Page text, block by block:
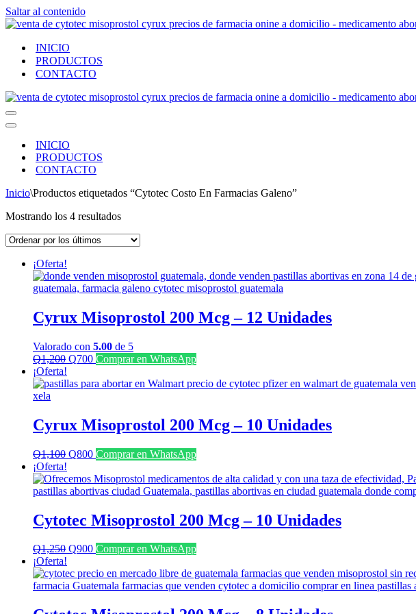
Saltar al contenido
INICIO
PRODUCTOS
CONTACTO
Menú
de
Menú
navegación
INICIO
PRODUCTOS
CONTACTO
Inicio\Productos etiquetados “Cytotec Costo En Farmacias Galeno”
Mostrando los 4 resultadosOrdenado
los
¡Oferta!
Cyrux Misoprostol 200 Mcg – 12 Unidades
Valorado con 5.00 de 5
Q1,200 El
original
Q700El
actual
Comprar en WhatsApp
¡Oferta!
Cyrux Misoprostol 200 Mcg – 10 Unidades
Q1,100 El
original
era:
Q800El
actual
es:
Comprar en WhatsApp
¡Oferta!
Cytotec Misoprostol 200 Mcg – 10 Unidades
Q1,250 El
original
era:
Q900El
actual
es:
Comprar en WhatsApp
¡Oferta!